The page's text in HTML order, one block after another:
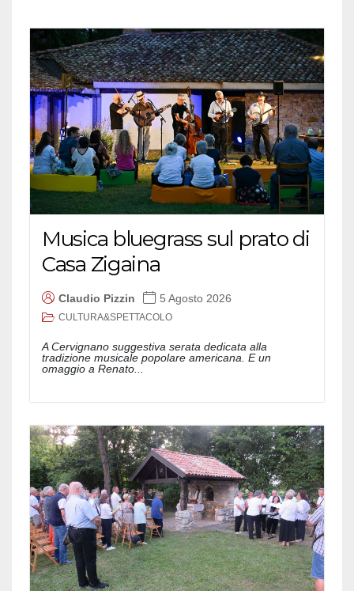
Musica bluegrass sul prato di
Casa Zigaina
Claudio Pizzin 5 Agosto 2026
CULTURA&SPETTACOLO
A Cervignano suggestiva serata dedicata alla
tradizione musicale popolare americana. E un
omaggio a Renato...